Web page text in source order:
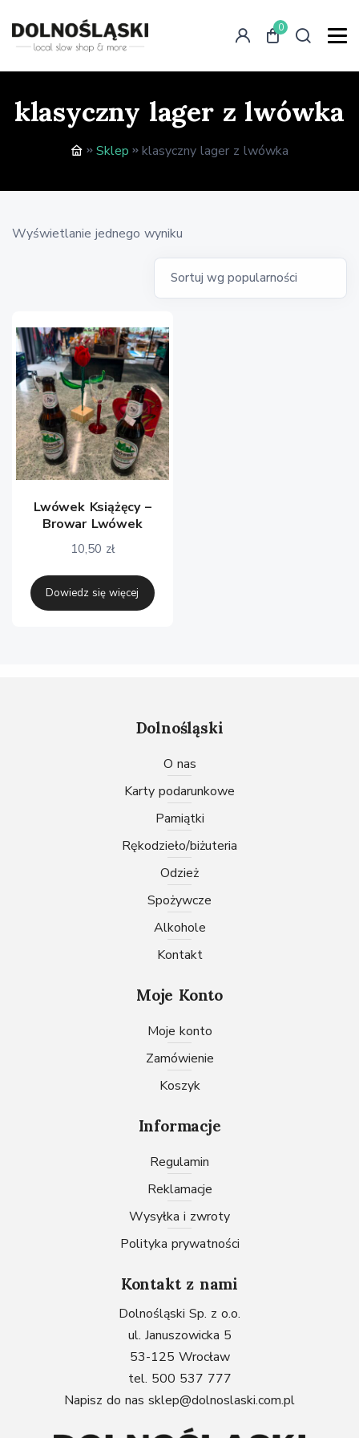
0
klasyczny lager z lwówka
Sklep klasyczny lager z lwówka
Wyświetlanie jednego wyniku
Lwówek Książęcy –
Browar Lwówek
10,50 zł
Dowiedz się więcej
Dolnośląski
O nas
karty podarunkowe
pamiątki
rękodzieło/biżuteria
odzież
spożywcze
Alkohole
Kontakt
Moje Konto
Moje konto
Zamówienie
Koszyk
Informacje
Regulamin
Reklamacje
Wysyłka i zwroty
Polityka prywatności
Kontakt z nami
Dolnośląski Sp. z o.o.
ul. Januszowicka 5
53-125 Wrocław
tel. 500 537 777
Napisz do nas sklep@dolnoslaski.com.pl